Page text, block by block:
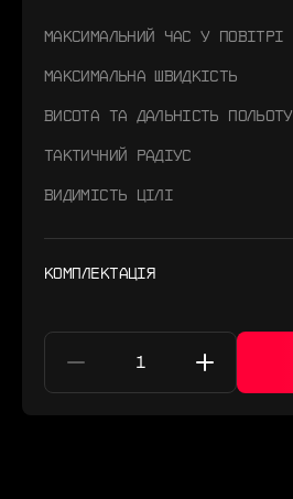
МАКСИМАЛЬНИЙ ЧАС У ПОВІТРІ
МАКСИМАЛЬНА ШВИДКІСТЬ
ВИСОТА ТА ДАЛЬНІСТЬ ПОЛЬОТУ
ТАКТИЧНИЙ РАДІУС
ВИДИМІСТЬ ЦІЛІ
КОМПЛЕКТАЦІЯ